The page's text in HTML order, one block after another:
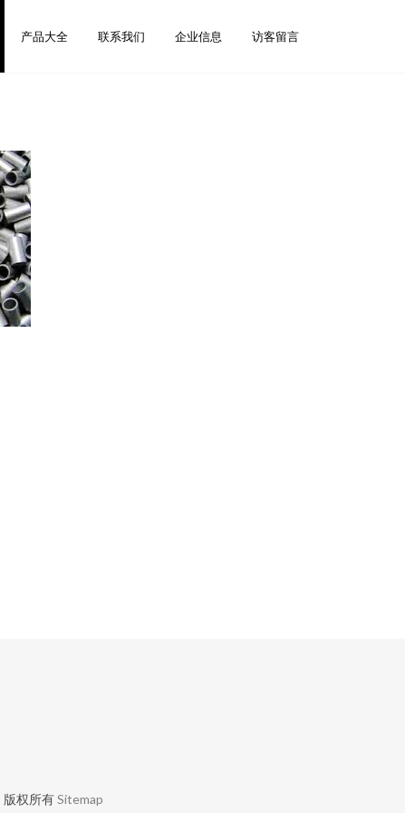
产品大全 联系我们 企业信息 访客留言
版权所有Sitemap